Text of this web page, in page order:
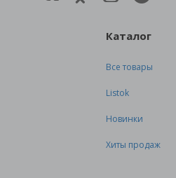
Каталог
Все товары
Listok
Новинки
Хиты продаж